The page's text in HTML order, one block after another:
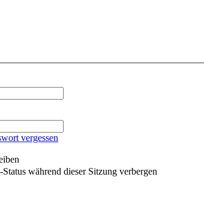
vergessen
während dieser Sitzung verbergen